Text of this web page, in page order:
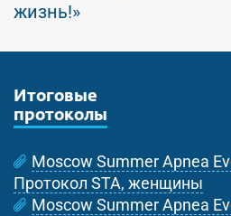
жизнь!»
Итоговые
протоколы
Moscow Summer Apnea
Протокол STA, женщины
Moscow Summer Apnea